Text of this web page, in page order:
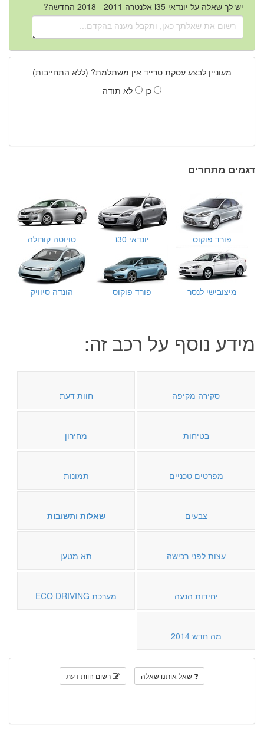
יש לך שאלה על יונדאי i35 אלנטרה 2011 - 2018 החדשה?
מעוניין לבצע עסקת טרייד אין משתלמת? (ללא התחייבות)
כן
לא תודה
דגמים מתחרים
פורד פוקוס יונדאי i30 טויוטה קורולה
מיצובישי לנסר פורד פוקוס הונדה סיוויק
מידע נוסף על רכב זה:
סקירה מקיפה חוות דעת
בטיחות מחירון
מפרטים טכניים תמונות
צבעים שאלות ותשובות
עצות לפני רכישה תא מטען
יחידות הנעה מערכת ECO DRIVING
מה חדש 2014
שאל אותנו שאלה רשום חוות דעת